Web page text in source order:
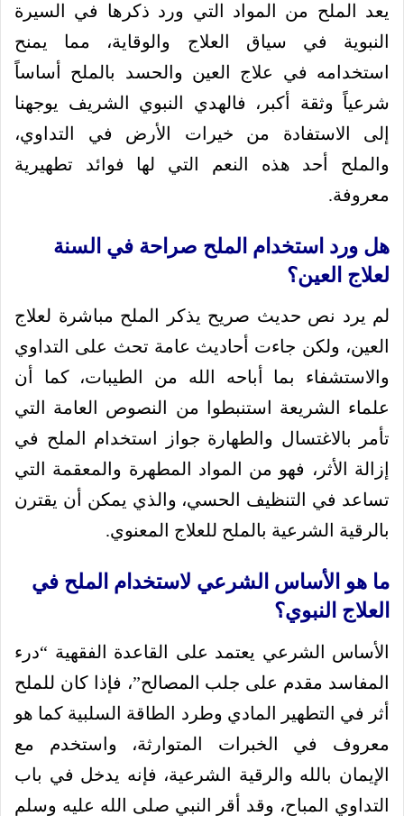
يعد الملح من المواد التي ورد ذكرها في السيرة
النبوية في سياق العلاج والوقاية، مما يمنح
استخدامه في علاج العين والحسد بالملح أساساً
شرعياً وثقة أكبر، فالهدي النبوي الشريف يوجهنا
إلى الاستفادة من خيرات الأرض في التداوي،
والملح أحد هذه النعم التي لها فوائد تطهيرية
معروفة.
هل ورد استخدام الملح صراحة في السنة
لعلاج العين؟
لم يرد نص حديث صريح يذكر الملح مباشرة لعلاج
العين، ولكن جاءت أحاديث عامة تحث على التداوي
والاستشفاء بما أباحه الله من الطيبات، كما أن
علماء الشريعة استنبطوا من النصوص العامة التي
تأمر بالاغتسال والطهارة جواز استخدام الملح في
إزالة الأثر، فهو من المواد المطهرة والمعقمة التي
تساعد في التنظيف الحسي، والذي يمكن أن يقترن
بالرقية الشرعية بالملح للعلاج المعنوي.
ما هو الأساس الشرعي لاستخدام الملح في
العلاج النبوي؟
الأساس الشرعي يعتمد على القاعدة الفقهية “درء
المفاسد مقدم على جلب المصالح”، فإذا كان للملح
أثر في التطهير المادي وطرد الطاقة السلبية كما هو
معروف في الخبرات المتوارثة، واستخدم مع
الإيمان بالله والرقية الشرعية، فإنه يدخل في باب
التداوي المباح، وقد أقر النبي صلى الله عليه وسلم